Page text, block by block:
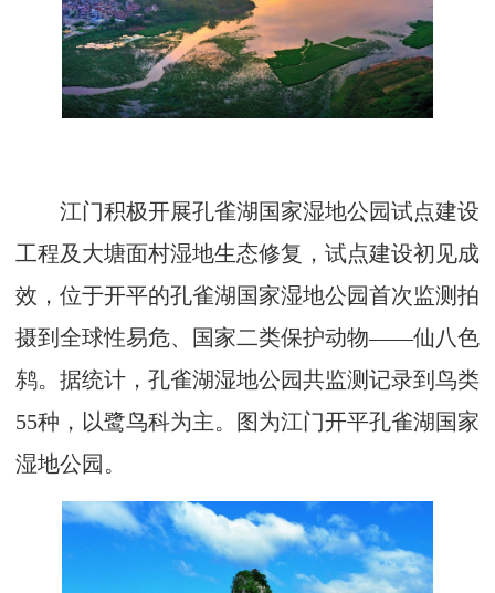
江门积极开展孔雀湖国家湿地公园试点建设
工程及大塘面村湿地生态修复，试点建设初见成
效，位于开平的孔雀湖国家湿地公园首次监测拍
摄到全球性易危、国家二类保护动物——仙八色
鸫。据统计，孔雀湖湿地公园共监测记录到鸟类
55种，以鹭鸟科为主。图为江门开平孔雀湖国家
湿地公园。